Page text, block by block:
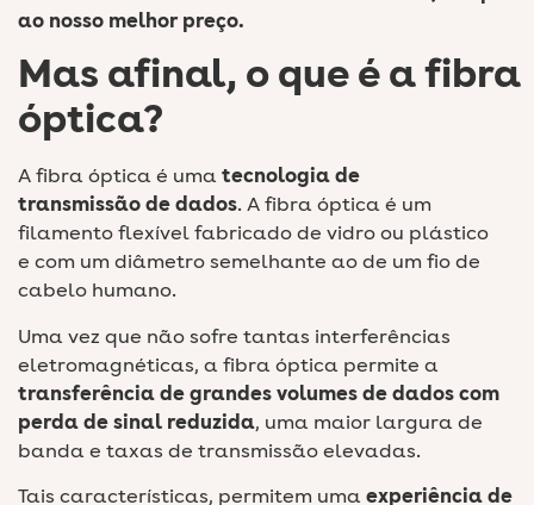
ao nosso melhor preço.
Mas afinal, o que é a fibra
óptica?
A fibra óptica é umatecnologia de
transmissão de dados. A fibra óptica é um
filamento flexível fabricado de vidro ou plástico
e com um diâmetro semelhante ao de um fio de
cabelo humano.
Uma vez que não sofre tantas interferências
eletromagnéticas, a fibra óptica permite a
transferência de grandes volumes de dados com
perda de sinal reduzida, uma maior largura de
banda e taxas de transmissão elevadas.
Tais características, permitem umaexperiência de